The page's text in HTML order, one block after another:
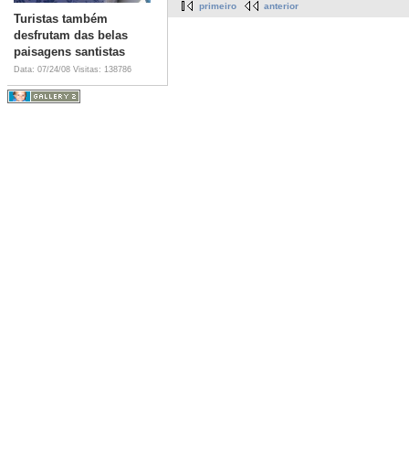
Turistas também
desfrutam das belas
paisagens santistas
Data: 07/24/08 Visitas: 138786
primeiro anterior